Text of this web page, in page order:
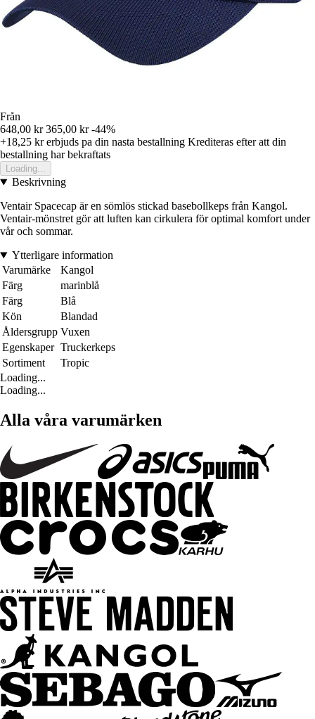
Från
648,00 kr 365,00 kr -44%
+18,25 krerbjuds pa din nasta bestallning Krediteras efter att din
bestallning har bekraftats
Loading...
Beskrivning
Ventair Spacecap är en sömlös stickad basebollkeps från Kangol.
Ventair-mönstret gör att luften kan cirkulera för optimal komfort under
vår och sommar.
Ytterligare information
Varumärke
Kangol
Färg
marinblå
Färg
Blå
Kön
Blandad
Åldersgrupp Vuxen
Egenskaper Truckerkeps
Sortiment
Tropic
Loading...
Loading...
Alla våra varumärken